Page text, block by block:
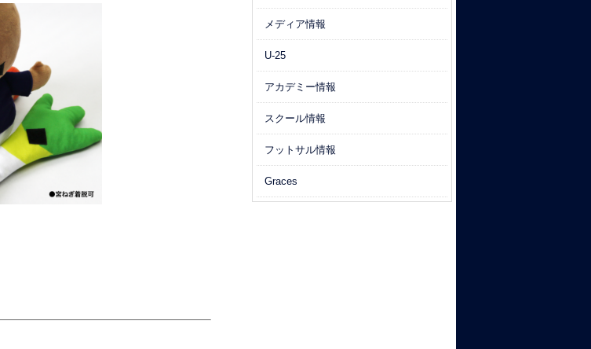
メディア情報
U-25
アカデミー情報
スクール情報
フットサル情報
Graces